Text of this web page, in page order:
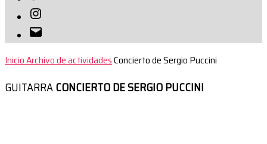
Instagram
Correo
electrónico
InicioArchivo de actividadesConcierto de Sergio Puccini
GUITARRACONCIERTO DE SERGIO PUCCINI